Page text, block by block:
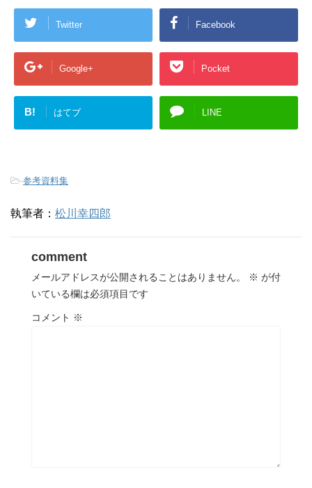
Twitter Facebook
Google+ Pocket
B! はてブ LINE
-参考資料集
執筆者： 松川幸四郎
comment
メールアドレスが公開されることはありません。 ※ が付
いている欄は必須項目です
コメント ※